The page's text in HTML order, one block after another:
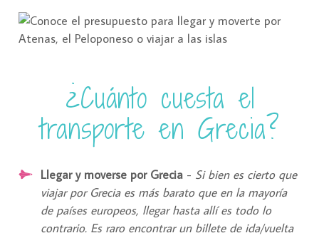
¿Cuánto cuesta el
transporte en Grecia?
Llegar y moverse por Grecia - Si bien es cierto que
viajar por Grecia es más barato que en la mayoría
de países europeos, llegar hasta allí es todo lo
contrario. Es raro encontrar un billete de ida/vuelta